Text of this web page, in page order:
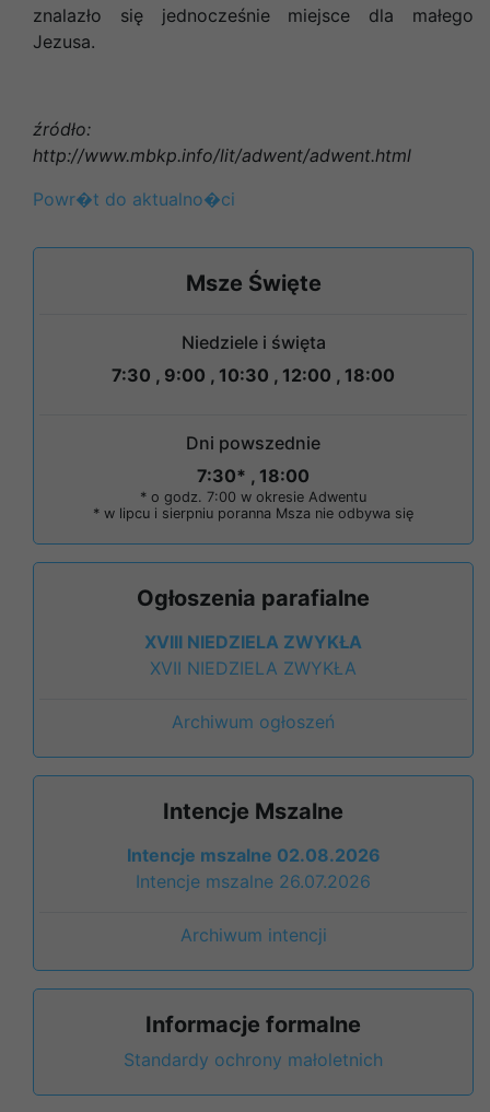
znalazło się jednocześnie miejsce dla małego
Jezusa.
źródło:
http://www.mbkp.info/lit/adwent/adwent.html
Powr�t do aktualno�ci
Msze Święte
Niedziele i święta
7:30 , 9:00 , 10:30 , 12:00 , 18:00
Dni powszednie
7:30* , 18:00
* o godz. 7:00 w okresie Adwentu
* w lipcu i sierpniu poranna Msza nie odbywa się
Ogłoszenia parafialne
XVIII NIEDZIELA ZWYKŁA
XVII NIEDZIELA ZWYKŁA
Archiwum ogłoszeń
Intencje Mszalne
Intencje mszalne 02.08.2026
Intencje mszalne 26.07.2026
Archiwum intencji
Informacje formalne
Standardy ochrony małoletnich